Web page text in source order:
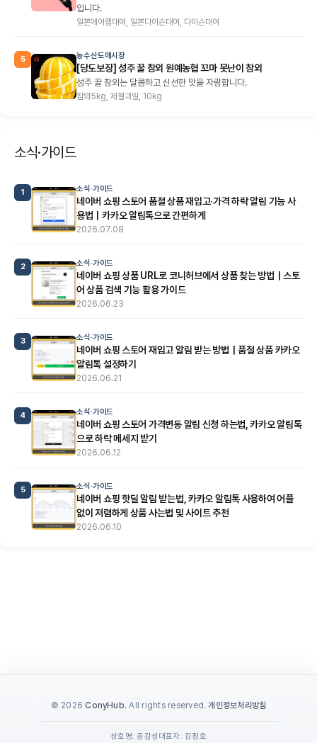
입니다.
일본에어랩대여, 일본다이슨대여, 다이슨대여
5 농수산도매시장
[당도보장] 성주 꿀 참외 원예농협 꼬마 못난이 참외
성주 꿀 참외는 달콤하고 신선한 맛을 자랑합니다.
참외5kg, 제철과일, 10kg
소식·가이드
1 소식·가이드
네이버 쇼핑 스토어 품절 상품 재입고·가격 하락 알림 기능 사
용법｜카카오 알림톡으로 간편하게
2026.07.08
2 소식·가이드
네이버 쇼핑 상품 URL로 코니허브에서 상품 찾는 방법｜스토
어 상품 검색 기능 활용 가이드
2026.06.23
3 소식·가이드
네이버 쇼핑 스토어 재입고 알림 받는 방법｜품절 상품 카카오
알림톡 설정하기
2026.06.21
4 소식·가이드
네이버 쇼핑 스토어 가격변동 알림 신청 하는법, 카카오 알림톡
으로 하락 메세지 받기
2026.06.12
5 소식·가이드
네이버 쇼핑 핫딜 알림 받는법, 카카오 알림톡 사용하여 어플
없이 저렴하게 상품 사는법 및 사이트 추천
2026.06.10
© 2026ConyHub. All rights reserved.개인정보처리방침
상호명: 공감성 대표자: 김정호